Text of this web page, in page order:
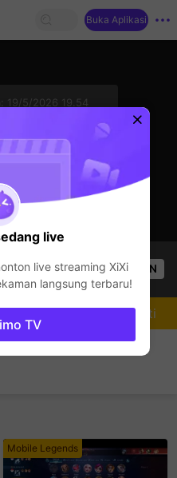
Buka Aplikasi
19/5/2026 19.54
siaran langsung!
OPEN
Mobile Legends
Mengikuti
live
live streaming XiXi
langsung terbaru!
TV